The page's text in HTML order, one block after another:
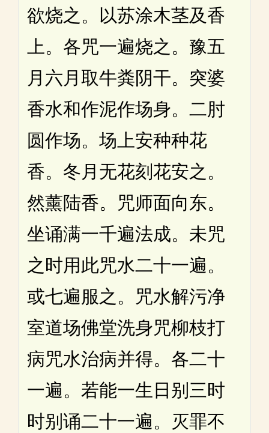
欲烧之。以苏涂木茎及香
上。各咒一遍烧之。豫五
月六月取牛粪阴干。突婆
香水和作泥作场身。二肘
圆作场。场上安种种花
香。冬月无花刻花安之。
然薰陆香。咒师面向东。
坐诵满一千遍法成。未咒
之时用此咒水二十一遍。
或七遍服之。咒水解污净
室道场佛堂洗身咒柳枝打
病咒水治病并得。各二十
一遍。若能一生日别三时
时别诵二十一遍。灭罪不